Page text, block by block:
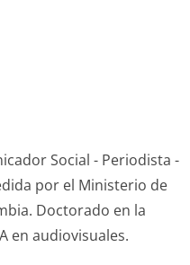
Social - Periodista -
por el Ministerio de
Doctorado en la
en audiovisuales.